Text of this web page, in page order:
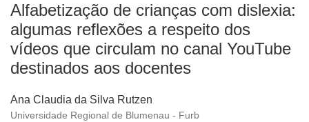
Alfabetização de crianças com dislexia:
algumas reflexões a respeito dos
vídeos que circulam no canal YouTube
destinados aos docentes
Ana Claudia da Silva Rutzen
Universidade Regional de Blumenau - Furb